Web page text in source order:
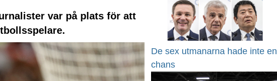
var på plats för att
De sex utmanarna hade inte en
chans